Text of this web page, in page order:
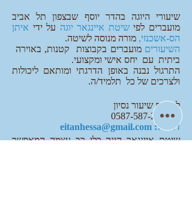
שיעורי היוגה בהדר יוסף שבצפון תל אביב
מועברים לפי שיטת איינגאר יוגה על ידי איתן
הס-אשכנזי, מורה מנוסה לשיטה.
השיעורים מועברים בקבוצות קטנות, באוירה
ביתית עם יחס אישי ומקצועי.
התרגול נבנה באופן הדרגתי ומותאם ליכולות
ולצרכים של כל תלמיד/ה.
לתאוםשיעור נסיון
טל.0587-587-287
דוא"ל: eitanhessa@gmail.com
שיטת איינגאר הינה כלי רב עצמה המאפשר